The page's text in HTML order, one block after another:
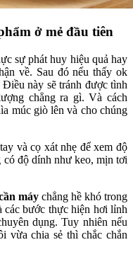
ở mẻ đầu tiên
sự phát huy hiệu quả hay
về. Sau đó nếu thấy ok
này sẽ tránh được tình
chẳng ra gì. Và cách
múc giò lên và cho chúng
và cọ xát nhẹ để xem độ
có độ dính như keo, mịn tơi
máy chẳng hề khó trong
các bước thực hiện hơi lỉnh
dụng. Tuy nhiên nếu
vừa chia sẻ thì chắc chắn